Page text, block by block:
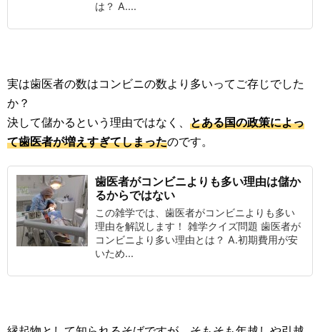
は？ A....
実は歯医者の数はコンビニの数より多いってご存じでした
か？
決して儲かるという理由ではなく、 とある国の政策によっ
て歯医者が増えすぎてしまったのです。
歯医者がコンビニよりも多い理由は儲か
るからではない
この雑学では、歯医者がコンビニよりも多い
理由を解説します！ 雑学クイズ問題 歯医者が
コンビニより多い理由とは？ A.初期費用が安
いため...